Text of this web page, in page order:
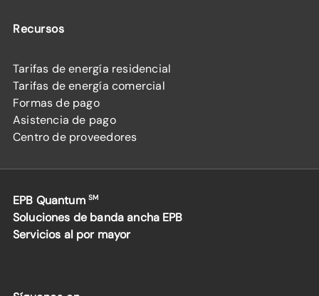
Recursos
Tarifas de energía residencial
Tarifas de energía comercial
Formas de pago
Asistencia de pago
Centro de proveedores
EPB Quantum SM
Soluciones de banda ancha EPB
Servicios al por mayor